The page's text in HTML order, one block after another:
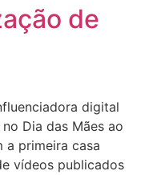
de
digital
Dia das Mães ao
a primeira casa
vídeos publicados